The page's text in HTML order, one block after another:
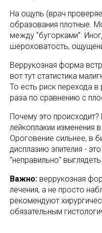
На ощупь (врач
образования плотные.
между "бугорками".
шероховатость,
Веррукозная форма
вот тут статистика
То есть риск перехода
раза по сравнению с
Почему это
лейкоплакии изменения
Ороговение сильнее, в
дисплазию эпителия -
"неправильно"
Важно: веррукозная
лечения, а не просто
рекомендуют
обязательным